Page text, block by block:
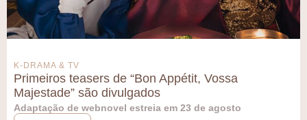
K-DRAMA & TV
Primeiros teasers de “Bon Appétit, Vossa
Majestade” são divulgados
Adaptação de webnovel estreia em 23 de agosto